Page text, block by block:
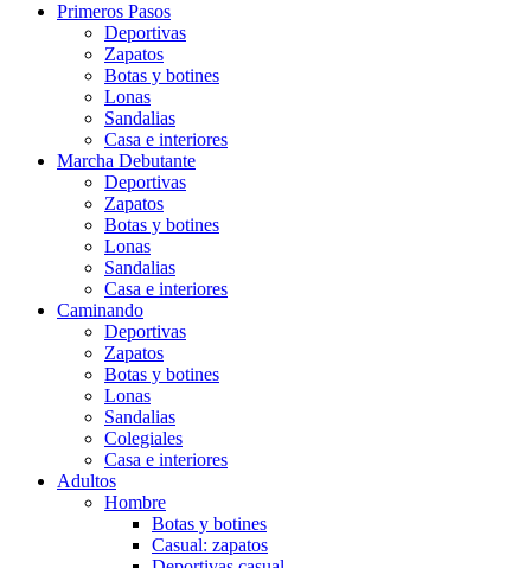
Primeros Pasos
Deportivas
Zapatos
Botas y botines
Lonas
Sandalias
Casa e interiores
Marcha Debutante
Deportivas
Zapatos
Botas y botines
Lonas
Sandalias
Casa e interiores
Caminando
Deportivas
Zapatos
Botas y botines
Lonas
Sandalias
Colegiales
Casa e interiores
Adultos
Hombre
Botas y botines
Casual: zapatos